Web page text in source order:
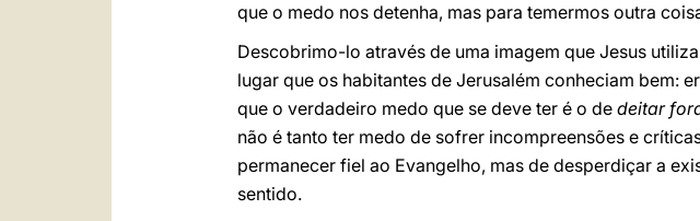
que o medo nos detenha, mas para temermos outra
Descobrimo-lo através de uma imagem que Jesus
lugar que os habitantes de Jerusalém conheciam bem:
que o verdadeiro medo que se deve ter é o de deitar
não é tanto ter medo de sofrer incompreensões e
permanecer fiel ao Evangelho, mas de desperdiçar a
sentido.